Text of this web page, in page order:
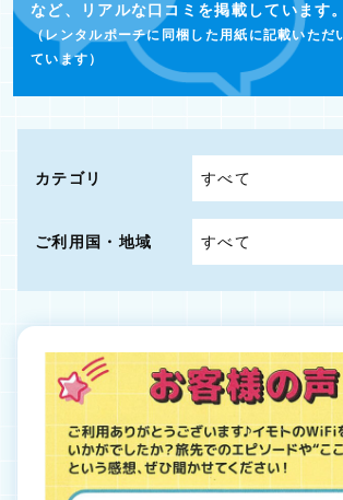
など、リアルな口コミを掲載しています。
（レンタルポーチに同梱した用紙に記載いただ
ています）
カテゴリ
ご利用国・地域